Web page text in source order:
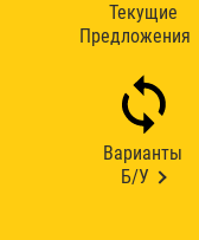
Текущие
Предложения
Варианты
Б/У